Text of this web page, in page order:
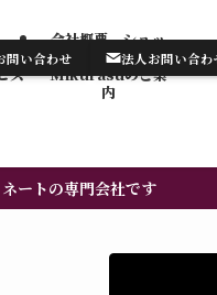
ンの
ス
会社概要 ショッ
プ・サロン
Mikurasuのご案
内​
お知
ートの専門会社です
問い合わせ 法人お問い合わ